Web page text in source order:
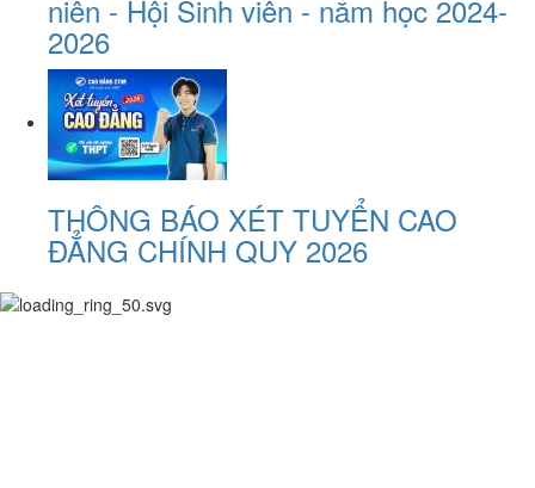
niên - Hội Sinh viên - năm học 2024-
2026
THÔNG BÁO XÉT TUYỂN CAO
ĐẲNG CHÍNH QUY 2026